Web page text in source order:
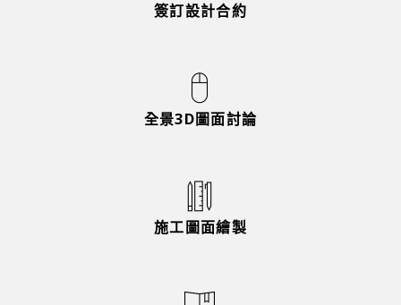
簽訂設計合約
全景3D圖面討論
施工圖面繪製